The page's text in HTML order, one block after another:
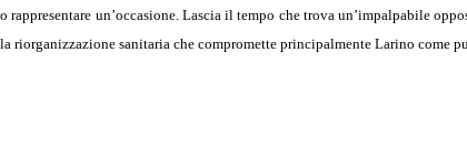
un’occasione. Lascia il tempo che trova un’impalpabile
sanitaria che compromette principalmente Larino come